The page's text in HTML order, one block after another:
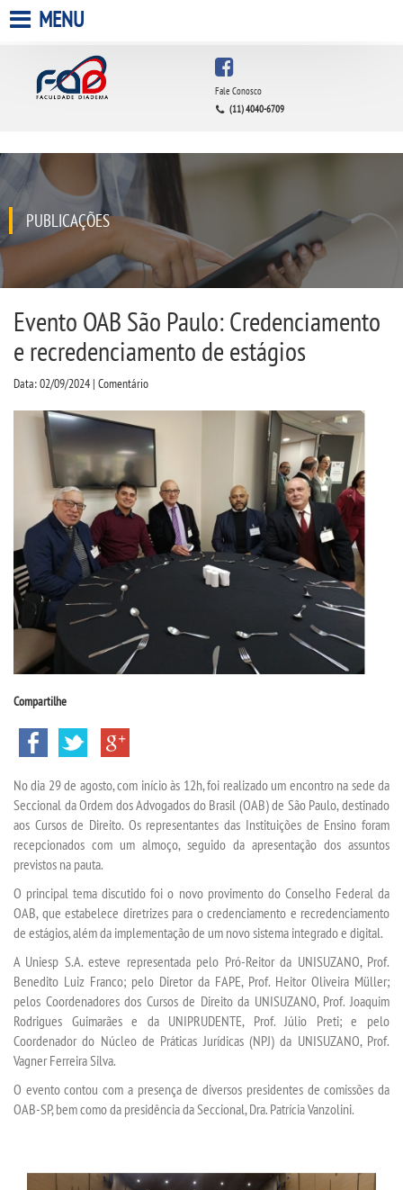
QUEM SOMOS
ESTÁGIOS
INFRAESTRUTURA
BIBLIOTECA
CPSA
PROUNI
CURSOS
BACHARELADOS
LICENCIATURAS
TECNOLÓGICOS
VESTIBULAR
INSCREVA-SE
TRANSFERÊNCIA
SEGUNDA GRADUAÇÃO
EDITAL
EDITAL - ADENDO 1
PUBLICAÇÕES
MENU
Fale Conosco
(11) 4040-6709
PUBLICAÇÕES
Evento OAB São Paulo: Credenciamento
e recredenciamento de estágios
Data: 02/09/2024 | Comentário
Compartilhe
No dia 29 de agosto, com início às 12h, foi realizado um encontro na sede da
Seccional da Ordem dos Advogados do Brasil (OAB) de São Paulo, destinado
aos Cursos de Direito. Os representantes das Instituições de Ensino foram
recepcionados com um almoço, seguido da apresentação dos assuntos
previstos na pauta.
O principal tema discutido foi o novo provimento do Conselho Federal da
OAB, que estabelece diretrizes para o credenciamento e recredenciamento
de estágios, além da implementação de um novo sistema integrado e digital.
A Uniesp S.A. esteve representada pelo Pró-Reitor da UNISUZANO, Prof.
Benedito Luiz Franco; pelo Diretor da FAPE, Prof. Heitor Oliveira Müller;
pelos Coordenadores dos Cursos de Direito da UNISUZANO, Prof. Joaquim
Rodrigues Guimarães e da UNIPRUDENTE, Prof. Júlio Preti; e pelo
Coordenador do Núcleo de Práticas Jurídicas (NPJ) da UNISUZANO, Prof.
Vagner Ferreira Silva.
O evento contou com a presença de diversos presidentes de comissões da
OAB-SP, bem como da presidência da Seccional, Dra. Patrícia Vanzolini.